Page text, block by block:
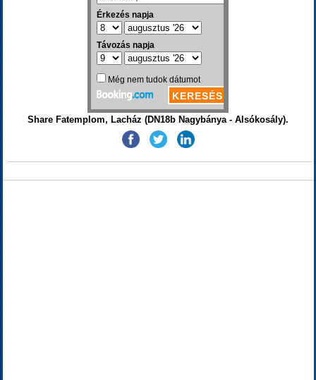
Share Fatemplom, Lacház (DN18b Nagybánya - Alsókosály).